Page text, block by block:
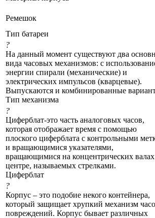
Ремешок
Тип батареи
?
На данный момент существуют два
вида часовых механизмов: с
энергии спирали (механические) и
электрических импульсов (кварцевые).
Выпускаются и комбинированные
Тип механизма
?
Циферблат-это часть аналоговых часов,
которая отображает время с помощью
плоского циферблата с контрольными
и вращающимися указателями,
вращающимися на концентрических
центре, называемых стрелками.
Циферблат
?
Корпус – это подобие некого контейнера,
который защищает хрупкий механизм
повреждений. Корпус бывает различных